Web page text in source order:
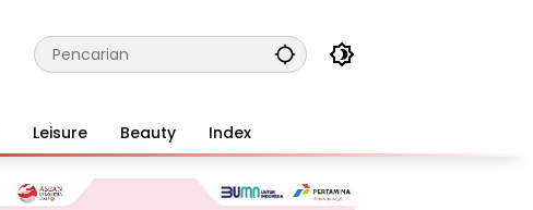
Leisure Beauty Index